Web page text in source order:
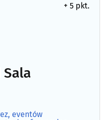
+ 5 pkt.
eventów